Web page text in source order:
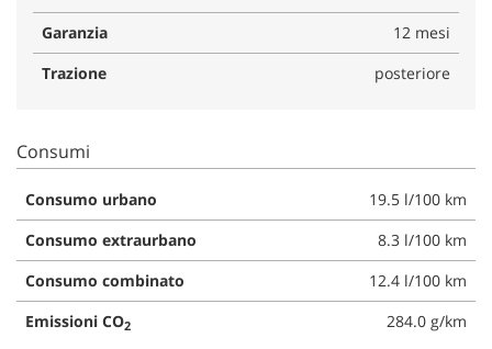
Garanzia
12 mesi
Trazione
posteriore
Consumi
Consumo urbano
19.5 l/100 km
Consumo extraurbano
8.3 l/100 km
Consumo combinato
12.4 l/100 km
Emissioni CO2 284.0 g/km